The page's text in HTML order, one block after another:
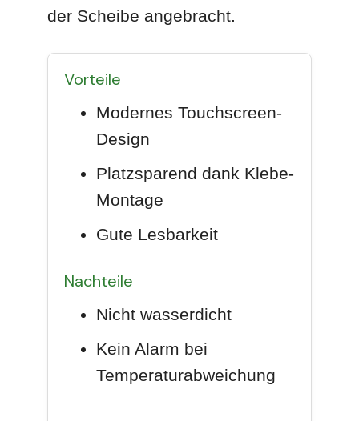
der Scheibe angebracht.
Vorteile
Modernes Touchscreen-
Design
Platzsparend dank Klebe-
Montage
Gute Lesbarkeit
Nachteile
Nicht wasserdicht
Kein Alarm bei
Temperaturabweichung